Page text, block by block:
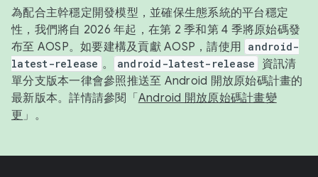
為配合主幹穩定開發模型，並確保生態系統的平台穩定
性，我們將自 2026 年起，在第 2 季和第 4 季將原始碼發
布至 AOSP。如要建構及貢獻 AOSP，請使用 android-
latest-release 。 android-latest-release
資訊清
單分支版本一律會參照推送至 Android 開放原始碼計畫的
最新版本。詳情請參閱「 Android 開放原始碼計畫變
更 」。